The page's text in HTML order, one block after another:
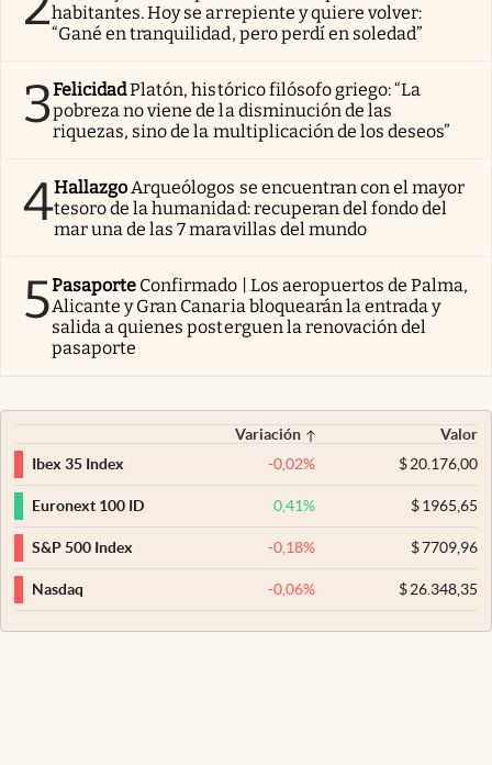
habitantes. Hoy se arrepiente y quiere volver:
“Gané en tranquilidad, pero perdí en soledad”
3FelicidadPlatón, histórico filósofo griego: “La
pobreza no viene de la disminución de las
riquezas, sino de la multiplicación de los deseos”
4Hallazgo Arqueólogos se encuentran con el mayor
tesoro de la humanidad: recuperan del fondo del
mar una de las 7 maravillas del mundo
5Pasaporte Confirmado | Los aeropuertos de Palma,
Alicante y Gran Canaria bloquearán la entrada y
salida a quienes posterguen la renovación del
pasaporte
Variación
Valor
Ibex 35 Index
-0,02% $20.176,00
Euronext 100 ID 0,41% $1965,65
S&P 500 Index -0,18% $7709,96
Nasdaq -0,06% $26.348,35